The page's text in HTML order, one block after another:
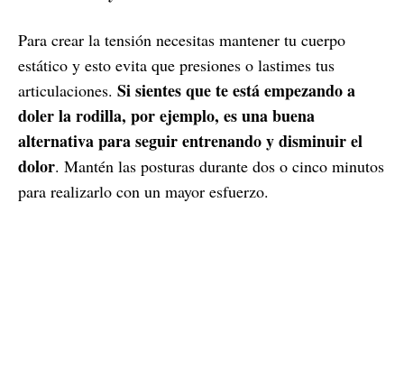
Para crear la tensión necesitas mantener tu cuerpo
estático y esto evita que presiones o lastimes tus
articulaciones. Si sientes que te está empezando a
doler la rodilla, por ejemplo, es una buena
alternativa para seguir entrenando y disminuir el
dolor. Mantén las posturas durante dos o cinco minutos
para realizarlo con un mayor esfuerzo.